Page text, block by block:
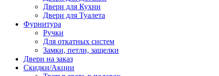
Двери для Кухни
Двери для Туалета
Фурнитура
Ручки
Для откатных систем
Замки, петли, защелки
Двери на заказ
Скидки/Акции